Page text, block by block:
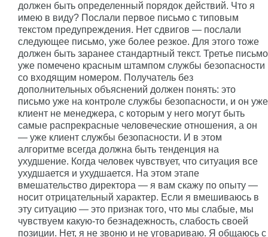
должен быть определенный порядок действий. Что я
имею в виду? Послали первое письмо с типовым
текстом предупреждения. Нет сдвигов — послали
следующее письмо, уже более резкое. Для этого тоже
должен быть заранее стандартный текст. Третье письмо
уже помечено красным штампом службы безопасности
со входящим номером. Получатель без
дополнительных объяснений должен понять: это
письмо уже на контроле службы безопасности, и он уже
клиент не менеджера, с которым у него могут быть
самые распрекрасные человеческие отношения, а он
— уже клиент службы безопасности. И в этом
алгоритме всегда должна быть тенденция на
ухудшение. Когда человек чувствует, что ситуация все
ухудшается и ухудшается. На этом этапе
вмешательство директора — я вам скажу по опыту —
носит отрицательный характер. Если я вмешиваюсь в
эту ситуацию — это признак того, что мы слабые, мы
чувствуем какую-то безнадежность, слабость своей
позиции. Нет, я не звоню и не уговариваю. Я общаюсь с